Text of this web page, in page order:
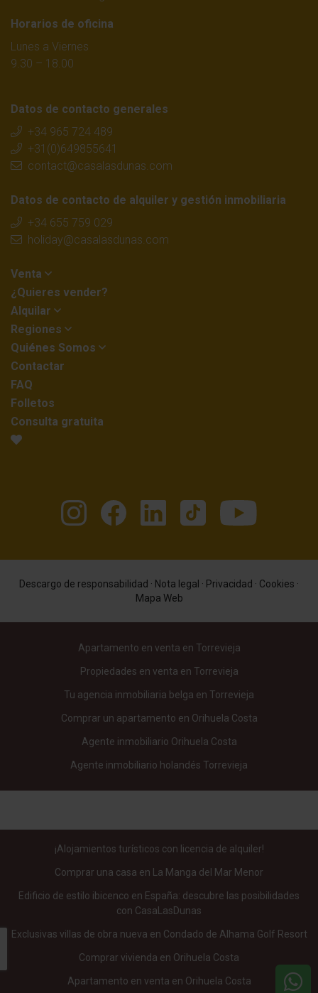
Horarios de oficina
Lunes a Viernes
9.30 – 18.00
Datos de contacto generales
+34 965 724 489
+31(0)649855641
contact@casalasdunas.com
Datos de contacto de alquiler y gestión inmobiliaria
+34 655 759 029
holiday@casalasdunas.com
Venta
¿Quieres vender?
Alquilar
Regiones
Quiénes Somos
Contactar
FAQ
Folletos
Consulta gratuita
Descargo de responsabilidad · Nota legal · Privacidad · Cookies ·
Mapa Web
Apartamento en venta en Torrevieja
Propiedades en venta en Torrevieja
Tu agencia inmobiliaria belga en Torrevieja
Comprar un apartamento en Orihuela Costa
Agente inmobiliario Orihuela Costa
Agente inmobiliario holandés Torrevieja
¡Alojamientos turísticos con licencia de alquiler!
Comprar una casa en La Manga del Mar Menor
Edificio de estilo ibicenco en España: descubre las posibilidades
con CasaLasDunas
Exclusivas villas de obra nueva en Condado de Alhama Golf Resort
Comprar vivienda en Orihuela Costa
Apartamento en venta en Orihuela Costa